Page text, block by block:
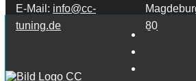
Zum Inhalt springen
E-Mail: info@cc-
tuning.de
80